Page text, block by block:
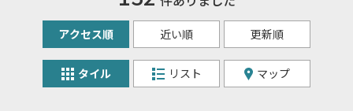
アクセス順 近い順 更新順
タイル リスト マップ